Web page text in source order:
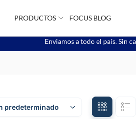
PRODUCTOS FOCUS BLOG
Enviamos a todo el país. Sin